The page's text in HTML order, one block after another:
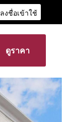
ลงชื่อเข้าใช้
ดูราคา